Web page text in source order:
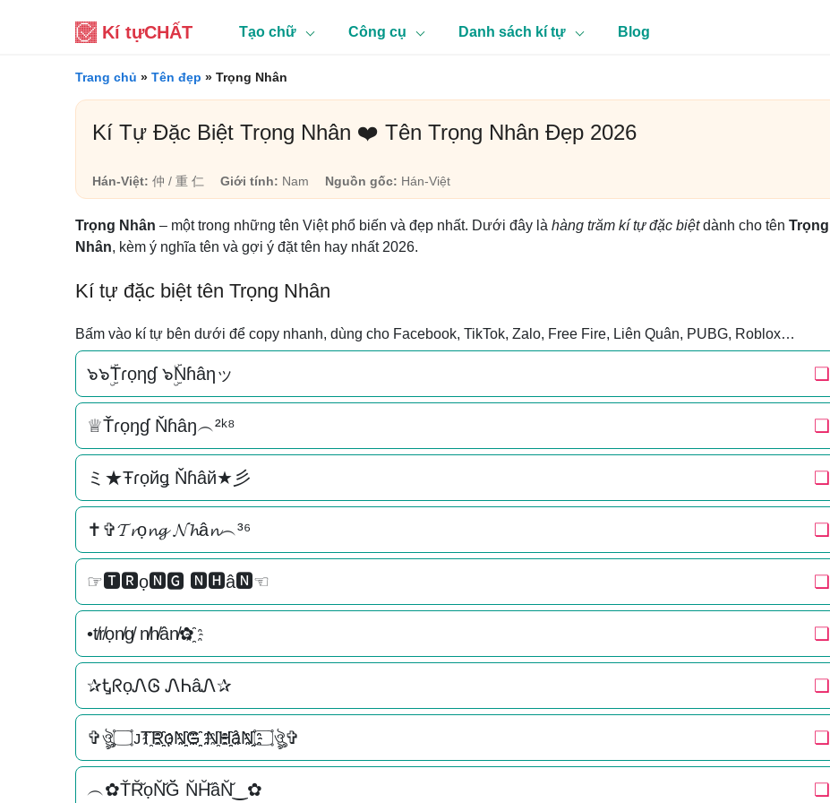
Kí tựCHẤT Tạo chữ Công cụ Danh sách kí tự Blog
Trang chủ » Tên đẹp » Trọng Nhân
Kí Tự Đặc Biệt Trọng Nhân ❤️ Tên Trọng Nhân Đẹp 2026
Hán-Việt: 仲 / 重 仁 Giới tính: Nam Nguồn gốc: Hán-Việt
Trọng Nhân – một trong những tên Việt phổ biến và đẹp nhất. Dưới đây là hàng trăm kí tự đặc biệtdành cho tên Trọng
Nhân, kèm ý nghĩa tên và gợi ý đặt tên hay nhất 2026.
Kí tự đặc biệt tên Trọng Nhân
Bấm vào kí tự bên dưới để copy nhanh, dùng cho Facebook, TikTok, Zalo, Free Fire, Liên Quân, PUBG, Roblox…
๖๖ۣۜTɾọηɠ ๖ۣۜNɦâηッ ❏
♕Ťɾọŋɠ Ňɦâŋ︵²ᵏ⁸ ❏
ミ★Ŧɾọйǥ Ňɦâй★彡 ❏
✝✞𝓣𝓻ọ𝓷𝓰 𝓝𝓱â𝓷︵³⁶ ❏
☞🆃🆁ọ🅽🅶 🅽🅷â🅽☜ ❏
•t̸r̸ọn̸g̸ n̸h̸ân̸✿҈ ❏
✰ᎿᖇọᏁᎶ ᏁᏂâᏁ✰ ❏
✞ঔৣ۝ᴊT҈R҈҈ọN҈҈G҈҈ N҈H҈҈âN҈҈۝ঔৣ✞ ❏
︵✿T̆R̆̆ọN̆̆Ğ̆ N̆H̆̆âN̆̆‿✿ ❏